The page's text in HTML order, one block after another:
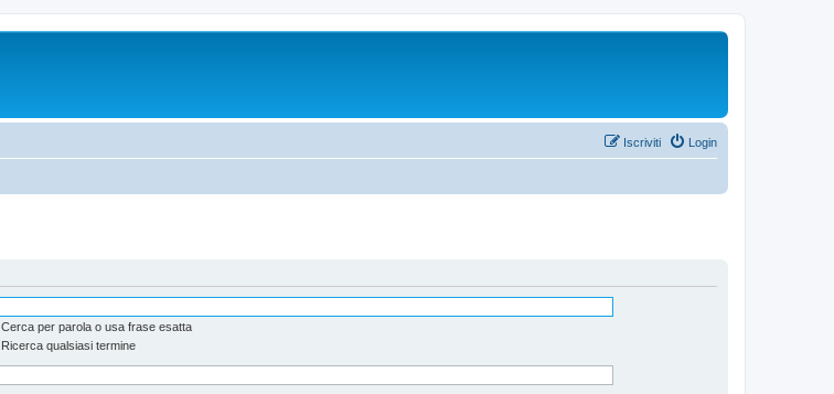
Login
Iscriviti
Cerca per parola o usa frase esatta
Ricerca qualsiasi termine